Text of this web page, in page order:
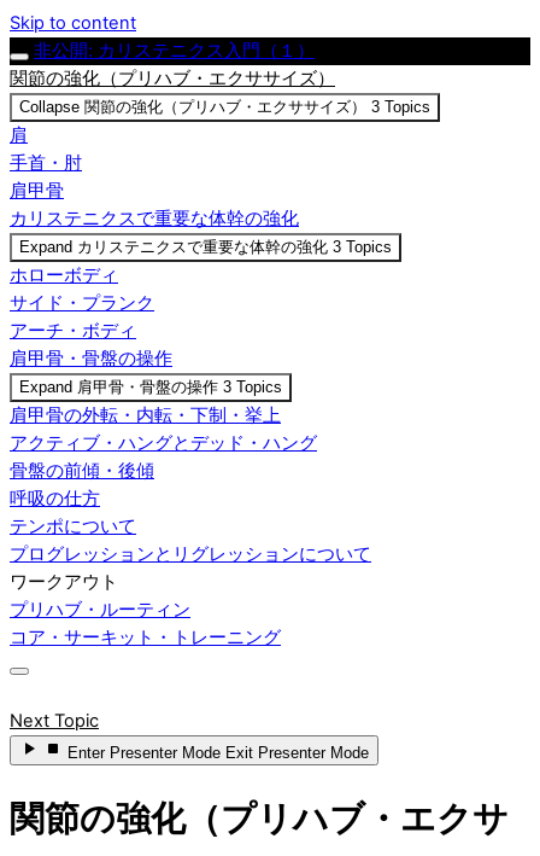
Skip to content
非公開: カリステニクス入門（１）
関節の強化（プリハブ・エクササイズ）
Collapse 関節の強化（プリハブ・エクササイズ） 3 Topics
肩
手首・肘
肩甲骨
カリステニクスで重要な体幹の強化
Expand カリステニクスで重要な体幹の強化 3 Topics
ホローボディ
サイド・プランク
アーチ・ボディ
肩甲骨・骨盤の操作
Expand 肩甲骨・骨盤の操作 3 Topics
肩甲骨の外転・内転・下制・挙上
アクティブ・ハングとデッド・ハング
骨盤の前傾・後傾
呼吸の仕方
テンポについて
プログレッションとリグレッションについて
ワークアウト
プリハブ・ルーティン
コア・サーキット・トレーニング
Next Topic
Enter Presenter Mode Exit Presenter Mode
関節の強化（プリハブ・エクサ